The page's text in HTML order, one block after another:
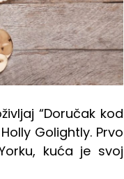
“Doručak kod
Golightly. Prvo
kuća je svoj